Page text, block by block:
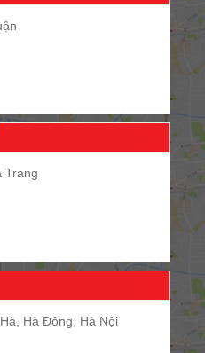
Trang
Hà Đông, Hà Nội